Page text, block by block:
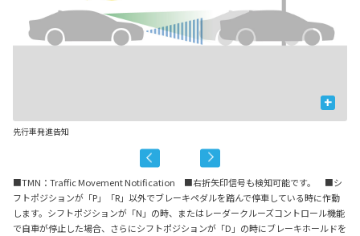
+
先行車発進告知
■TMN：Traffic Movement Notification ■右折矢印信号も検知可能です。 ■シ
フトポジションが「P」「R」以外でブレーキペダルを踏んで停車している時に作動
します。シフトポジションが「N」の時、またはレーダークルーズコントロール機能
で自車が停止した場合、さらにシフトポジションが「D」の時にブレーキホールドを